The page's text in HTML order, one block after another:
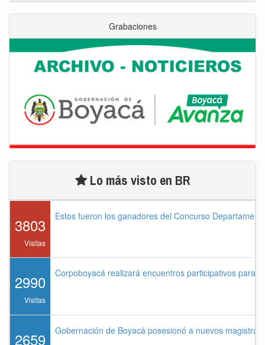
Grabaciones
Lo más visto en BR
3803
Visitas
Estos fueron los ganadores del Concurso
2990
Visitas
Corpoboyacá realizará encuentros participativos para
2659 Gobernación de Boyacá posesionó a nuevos